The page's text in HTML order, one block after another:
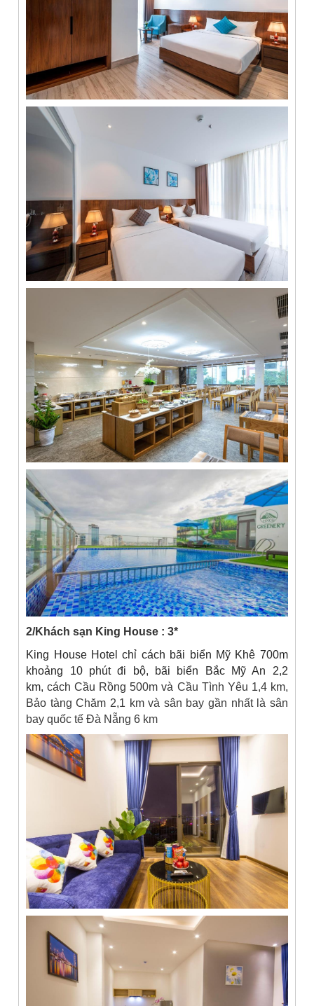
2/Khách sạn King House : 3*
King House Hotel chỉ cách bãi biển Mỹ Khê 700m
khoảng 10 phút đi bộ, bãi biển Bắc Mỹ An 2,2
km, cách Cầu Rồng 500m và Cầu Tình Yêu 1,4 km,
Bảo tàng Chăm 2,1 km và sân bay gần nhất là sân
bay quốc tế Đà Nẵng 6 km